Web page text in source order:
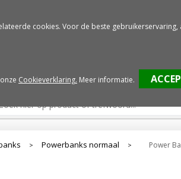
> Powerbanks normaal > Power
cookies. Voor de beste
onze Cookieverklaring. Meer informatie.